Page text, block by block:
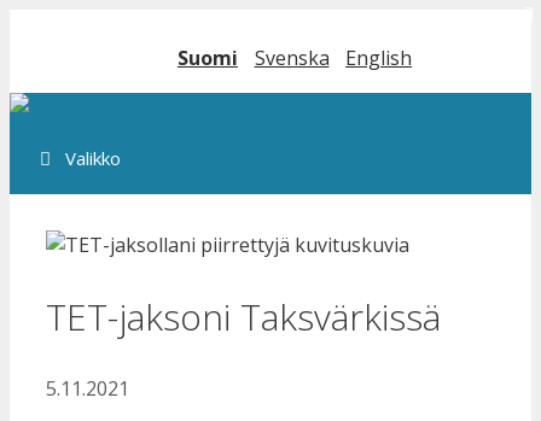
Suomi Svenska English
Valikko
TET-jaksoni Taksvärkissä
5.11.2021